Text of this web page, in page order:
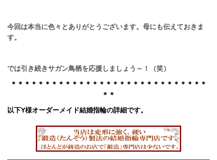
今回は本当に色々とありがとうございます。母にも伝えておきま
す。
では引き続きサガン鳥栖を応援しましょう～！（笑）
＊＊＊＊＊＊＊＊＊＊＊＊＊＊＊＊＊＊＊＊＊＊＊＊＊＊＊＊＊
＊＊
以下Y様オーダーメイド結婚指輪の詳細です。